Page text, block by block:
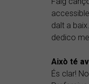
dalt a
dedico
Això té
És clar!